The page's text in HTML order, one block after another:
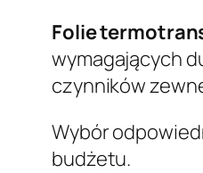
Folie
wymagających
czynników
Wybór
budżetu.